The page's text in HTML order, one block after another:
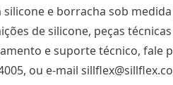
silicone e borracha sob
de silicone, peças
e suporte técnico, fale
ou e-mail